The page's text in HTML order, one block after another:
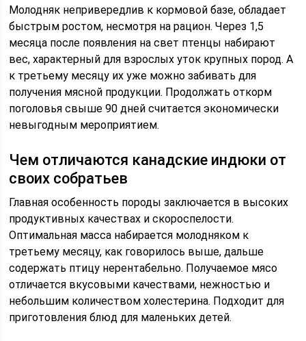
Молодняк непривередлив к кормовой базе, обладает
быстрым ростом, несмотря на рацион. Через 1,5
месяца после появления на свет птенцы набирают
вес, характерный для взрослых уток крупных пород. А
к третьему месяцу их уже можно забивать для
получения мясной продукции. Продолжать откорм
поголовья свыше 90 дней считается экономически
невыгодным мероприятием.
Чем отличаются канадские индюки от
своих собратьев
Главная особенность породы заключается в высоких
продуктивных качествах и скороспелости.
Оптимальная масса набирается молодняком к
третьему месяцу, как говорилось выше, дальше
содержать птицу нерентабельно. Получаемое мясо
отличается вкусовыми качествами, нежностью и
небольшим количеством холестерина. Подходит для
приготовления блюд для маленьких детей.